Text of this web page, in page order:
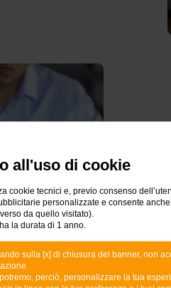
all'uso di cookie
cookie tecnici e, previo consenso
personalizzate e consente
da quello visitato).
la durata di 1 anno.
sulla [x] di chiusura del banner, non
perciò, personalizzare la tua
per